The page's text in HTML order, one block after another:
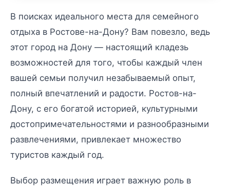
В поисках идеального места для семейного
отдыха в Ростове-на-Дону? Вам повезло, ведь
этот город на Дону — настоящий кладезь
возможностей для того, чтобы каждый член
вашей семьи получил незабываемый опыт,
полный впечатлений и радости. Ростов-на-
Дону, с его богатой историей, культурными
достопримечательностями и разнообразными
развлечениями, привлекает множество
туристов каждый год.
Выбор размещения играет важную роль в